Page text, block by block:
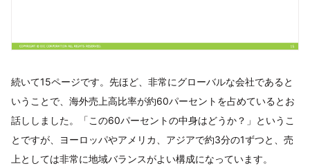
続いて15ページです。先ほど、非常にグローバルな会社であると
いうことで、海外売上高比率が約60パーセントを占めているとお
話ししました。「この60パーセントの中身はどうか？」というこ
とですが、ヨーロッパやアメリカ、アジアで約3分の1ずつと、売
上としては非常に地域バランスがよい構成になっています。